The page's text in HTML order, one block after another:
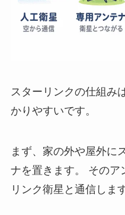
スターリンクの仕組み
かりやすいです。
まず、家の外や屋外に
ナを置きます。 そのア
リンク衛星と通信します